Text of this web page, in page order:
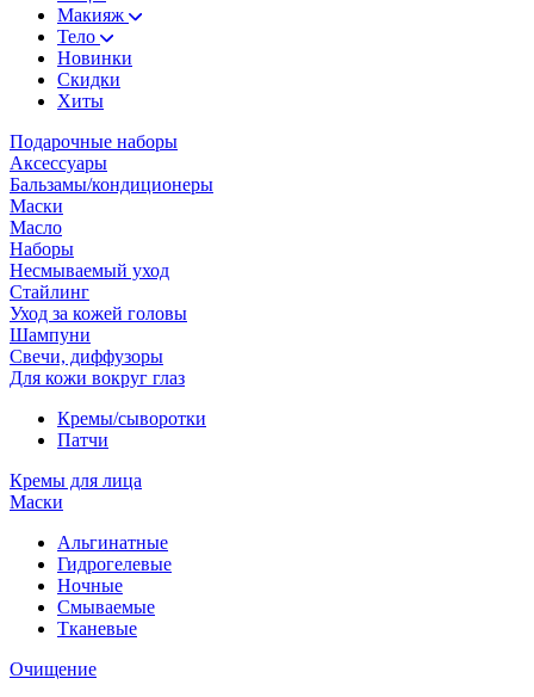
Макияж
Тело
Новинки
Скидки
Хиты
Подарочные наборы
Аксессуары
Бальзамы/кондиционеры
Маски
Масло
Наборы
Несмываемый уход
Стайлинг
Уход за кожей головы
Шампуни
Свечи, диффузоры
Для кожи вокруг глаз
Кремы/сыворотки
Патчи
Кремы для лица
Маски
Альгинатные
Гидрогелевые
Ночные
Смываемые
Тканевые
Очищение